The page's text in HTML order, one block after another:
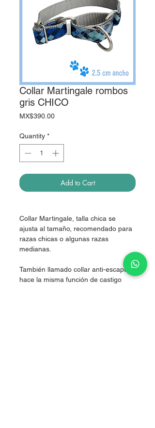
Collar Martingale rombos
gris CHICO
MX$390.00Price
Quantity *
Add to Cart
Collar Martingale, talla chica se
ajusta al tamaño, recomendado para
razas chicas o algunas razas
medianas.
También llamado collar anti-escape,
hace la misma función de castigo